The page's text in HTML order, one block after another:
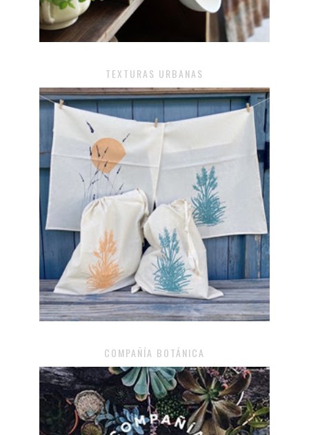
TEXTURAS URBANAS
COMPAÑÍA BOTÁNICA